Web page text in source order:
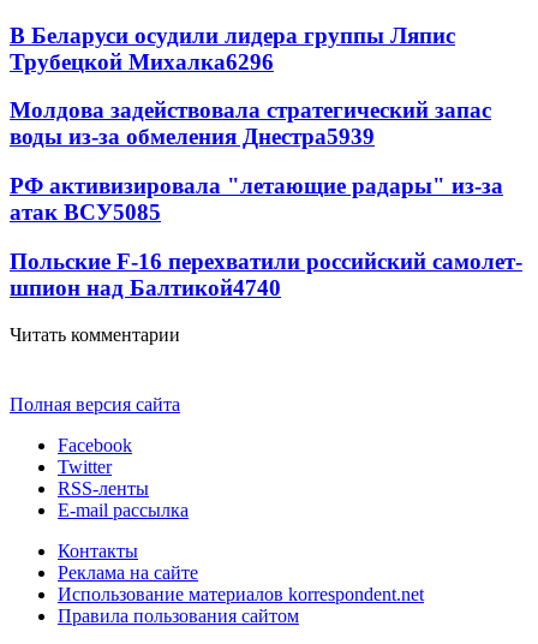
В Беларуси осудили лидера группы Ляпис
Трубецкой Михалка6296
Молдова задействовала стратегический запас
воды из-за обмеления Днестра5939
РФ активизировала "летающие радары" из-за
атак ВСУ5085
Польские F-16 перехватили российский самолет-
шпион над Балтикой4740
Читать комментарии
Полная версия сайта
Facebook
Twitter
RSS-ленты
E-mail рассылка
Контакты
Реклама на сайте
Использование материалов korrespondent.net
Правила пользования сайтом